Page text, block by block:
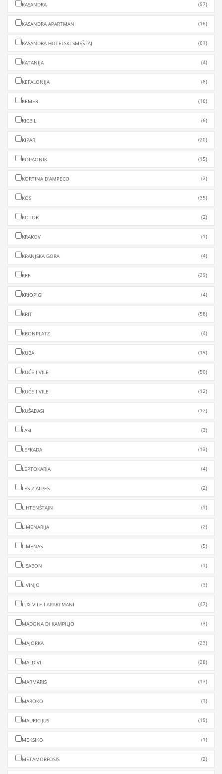
KASANDRA (97)
KASANDRA APARTMANI (16)
KASANDRA HOTELSKI SMEŠTAJ (61)
KATANIJA (4)
KEFALONIJA (8)
KEMER (16)
KICBIL (6)
KIPAR (20)
KOPAONIK (15)
KORTINA D'AMPECO (2)
KOS (35)
KOTOR (2)
KRAKOV (1)
KRANJSKA GORA (4)
KRF (39)
KRIOPIGI (4)
KRIT (58)
KRONPLATZ (4)
KUBA (19)
KUĆE I VILE (50)
KUĆE I VILE (12)
KUŠADASI (12)
LASI (3)
LEFKADA (13)
LEPTOKARIA (4)
LES 2 ALPES (2)
LIHTENŠTAJN (1)
LIMENARIJA (2)
LIMENAS (5)
LISABON (1)
LIVINJO (3)
LUX VILE I APARTMANI (47)
MADONA DI KAMPILJO (3)
MAJORKA (23)
MALDIVI (38)
MARMARIS (13)
MAROKO (1)
MAURICIJUS (19)
MEKSIKO (1)
METAMORFOSIS (2)